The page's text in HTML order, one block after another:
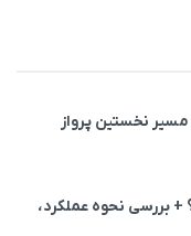
بررسی نحوه عملکرد،